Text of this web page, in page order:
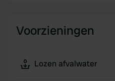
Voorzieningen
Lozen afvalwater